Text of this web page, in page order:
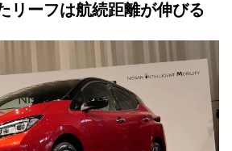
リーフは航続距離が伸びる